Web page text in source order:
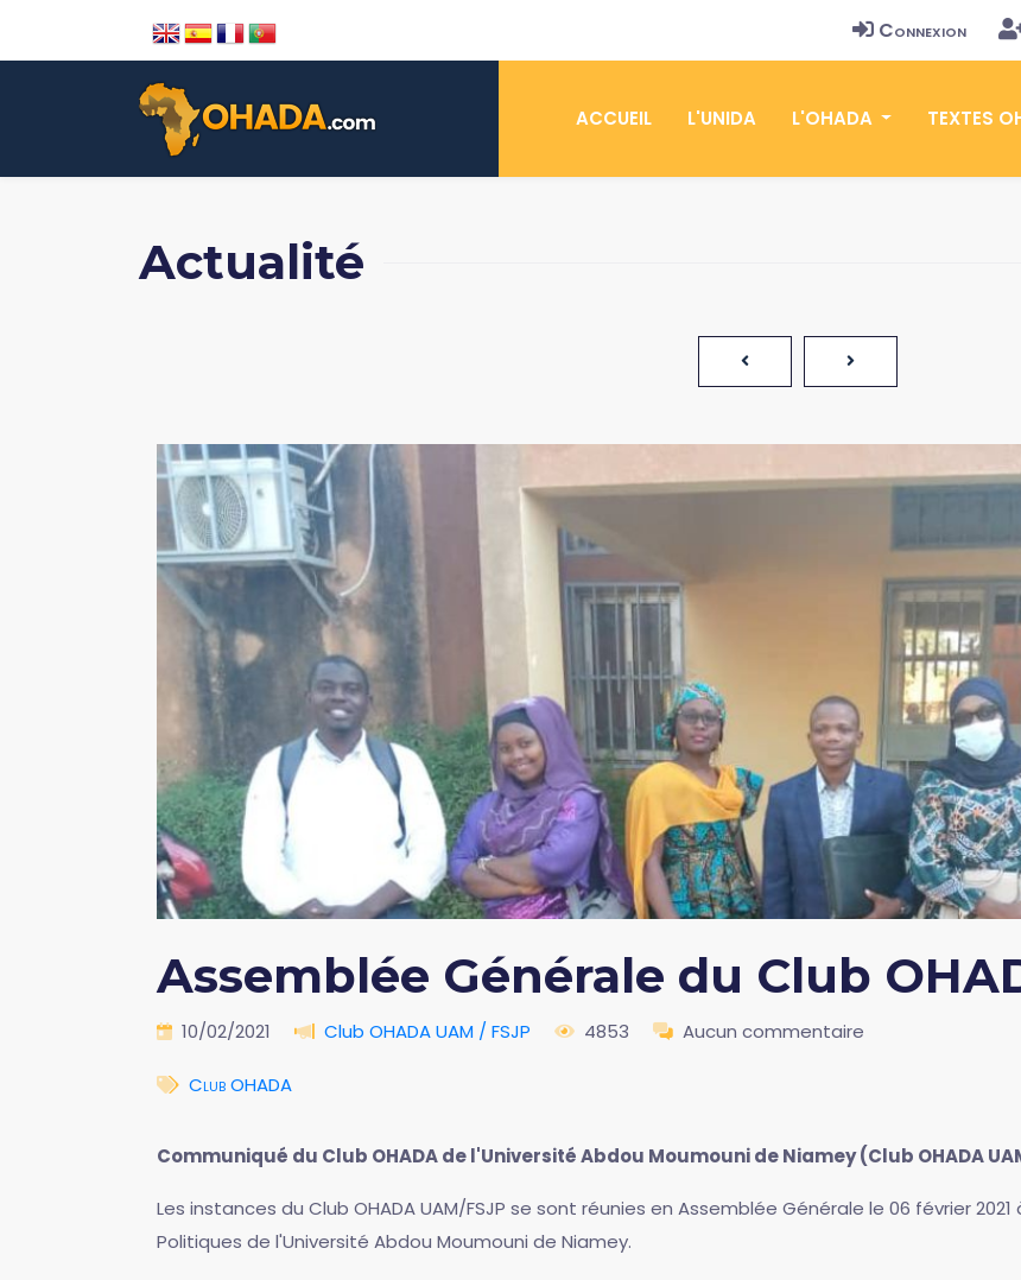
Connexion
ACCUEIL L'UNIDA L'OHADA TEXTES
Actualité
Assemblée Générale du Club
10/02/2021 Club OHADA UAM / FSJP 4853 Aucun commentaire
Club OHADA
Communiqué du Club OHADA de l'Université Abdou Moumouni de Niamey (Club OHADA
Les instances du Club OHADA UAM/FSJP se sont réunies en Assemblée Générale le 06 février
Politiques de l'Université Abdou Moumouni de Niamey.